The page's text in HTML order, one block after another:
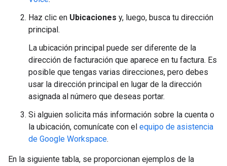
Haz clic en Ubicaciones y, luego, busca tu dirección
principal.
La ubicación principal puede ser diferente de la
dirección de facturación que aparece en tu factura. Es
posible que tengas varias direcciones, pero debes
usar la dirección principal en lugar de la dirección
asignada al número que deseas portar.
Si alguien solicita más información sobre la cuenta o
la ubicación, comunícate con el equipo de asistencia
de Google Workspace.
En la siguiente tabla, se proporcionan ejemplos de la